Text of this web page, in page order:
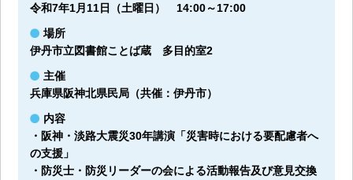
令和7年1月11日（土曜日） 14:00～17:00
場所
伊丹市立図書館ことば蔵 多目的室2
主催
兵庫県阪神北県民局（共催：伊丹市）
内容
・阪神・淡路大震災30年講演「災害時における要配慮者へ
の支援」
・防災士・防災リーダーの会による活動報告及び意見交換